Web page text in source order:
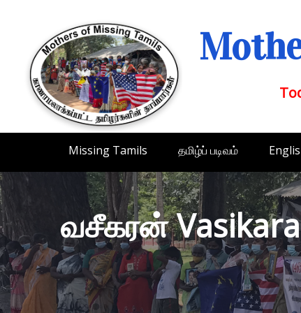
Missing Tamils தமிழ்ப் படிவம்
வசீகரன்